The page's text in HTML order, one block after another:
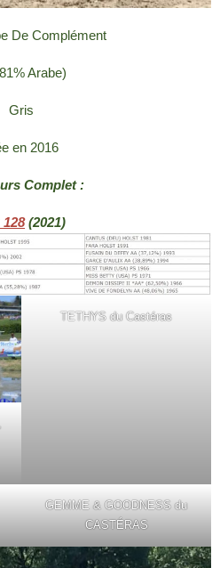
De Complément
Arabe)
Gris
en 2016
Complet :
128(2021)
TETHYS du Castéras
GEMME & GOODNESS du
CASTÉRAS